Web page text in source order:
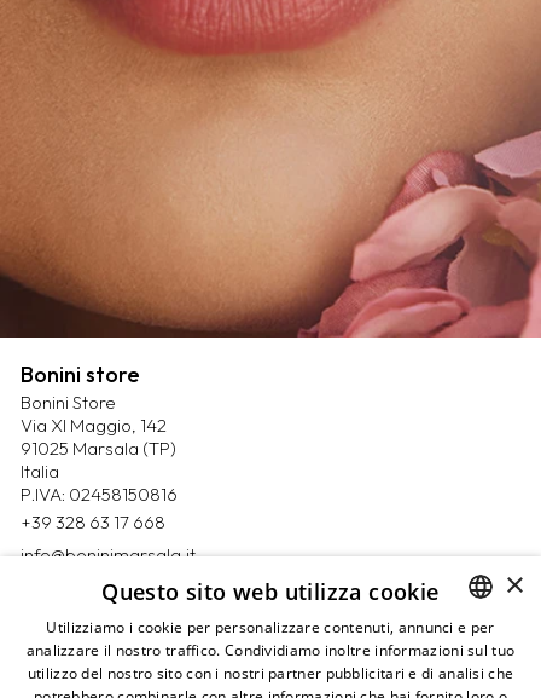
Bonini store
Bonini Store
Via XI Maggio, 142
91025 Marsala (TP)
Italia
P.IVA: 02458150816
+39 328 63 17 668
info@boninimarsala.it
Magazine
Contatti
Prenota un appuntamento
ITALIAN
ENGLISH
×
Questo sito web utilizza cookie
Utilizziamo i cookie per personalizzare contenuti, annunci e per
analizzare il nostro traffico. Condividiamo inoltre informazioni sul tuo
utilizzo del nostro sito con i nostri partner pubblicitari e di analisi che